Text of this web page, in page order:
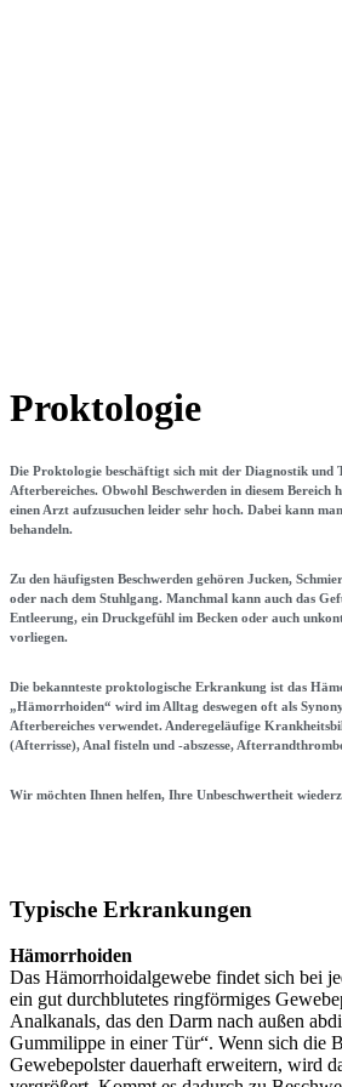
Proktologie
Die Proktologie beschäftigt sich mit der Diagnostik und
Afterbereiches. Obwohl Beschwerden in diesem Bereich
einen Arzt aufzusuchen leider sehr hoch. Dabei kann
behandeln.
Zu den häufigsten Beschwerden gehören Jucken,
oder nach dem Stuhlgang. Manchmal kann auch das
Entleerung, ein Druckgefühl im Becken oder auch
vorliegen.
Die bekannteste proktologische Erkrankung ist das
„Hämorrhoiden“ wird im Alltag deswegen oft als
Afterbereiches verwendet. Anderegeläufige
(Afterrisse), Anal fisteln und -abszesse,
Wir möchten Ihnen helfen, Ihre Unbeschwertheit
Typische Erkrankungen
Hämorrhoiden
Das Hämorrhoidalgewebe findet sich bei
ein gut durchblutetes ringförmiges
Analkanals, das den Darm nach außen
Gummilippe in einer Tür“. Wenn sich die
Gewebepolster dauerhaft erweitern, wird